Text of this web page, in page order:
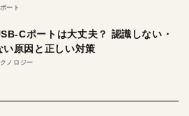
ート
Cポートは大丈夫？ 認識しない・
い原因と正しい対策
ノロジー